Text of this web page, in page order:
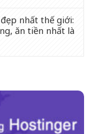
nhất thế giới:
ăn tiền nhất là